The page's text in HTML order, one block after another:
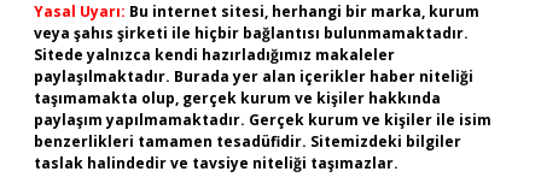
Yasal Uyarı: Bu internet sitesi, herhangi bir marka, kurum
veya şahıs şirketi ile hiçbir bağlantısı bulunmamaktadır.
Sitede yalnızca kendi hazırladığımız makaleler
paylaşılmaktadır. Burada yer alan içerikler haber niteliği
taşımamakta olup, gerçek kurum ve kişiler hakkında
paylaşım yapılmamaktadır. Gerçek kurum ve kişiler ile isim
benzerlikleri tamamen tesadüfidir. Sitemizdeki bilgiler
taslak halindedir ve tavsiye niteliği taşımazlar.